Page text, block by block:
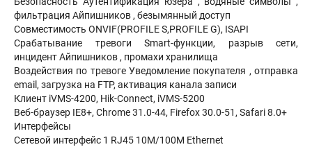
фильтрация Айпишников , безымянный доступ
Совместимость ONVIF(PROFILE S,PROFILE G), ISAPI
Срабатывание тревоги Smart-функции, разрыв сети,
инцидент Айпишников , промахи хранилища
Воздействия по тревоге Уведомление покупателя , отправка
email, загрузка на FTP, активация канала записи
Клиент iVMS-4200, Hik-Connect, iVMS-5200
Веб-браузер IE8+, Chrome 31.0-44, Firefox 30.0-51, Safari 8.0+
Интерфейсы
Сетевой интерфейс 1 RJ45 10M/100M Ethernet